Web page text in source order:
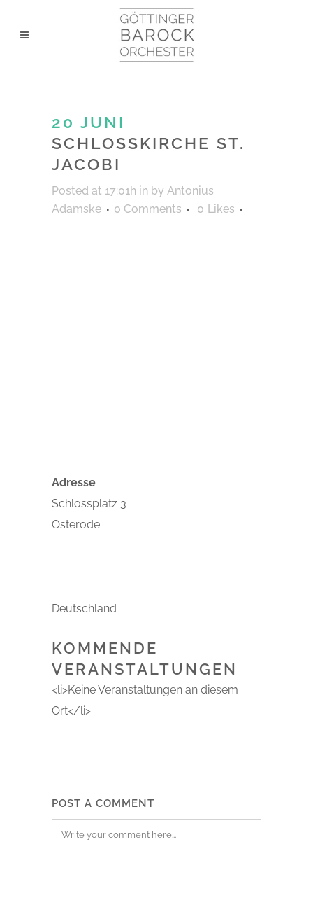
20 JUNI
SCHLOSSKIRCHE ST.
JACOBI
Posted at 17:01h in by Antonius
Adamske
0 Comments 0 Likes
Adresse
Schlossplatz 3
Osterode
Deutschland
KOMMENDE
VERANSTALTUNGEN
<li>Keine Veranstaltungen an diesem
Ort</li>
POST A COMMENT